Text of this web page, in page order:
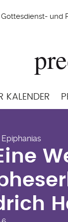
und
KALENDER